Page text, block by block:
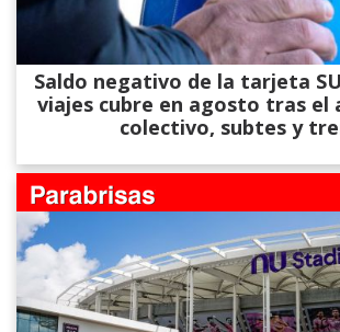
Saldo negativo de la tarjeta
viajes cubre en agosto tras el
colectivo, subtes y